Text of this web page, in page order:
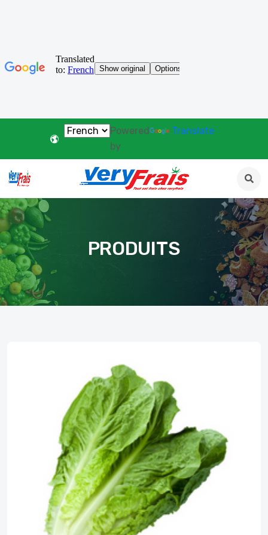
Powered
by
Translate
PRODUITS